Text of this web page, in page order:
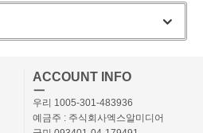
ACCOUNT INFO
ㅡ
우리 1005-301-483936
예금주 : 주식회사엑스알미디어